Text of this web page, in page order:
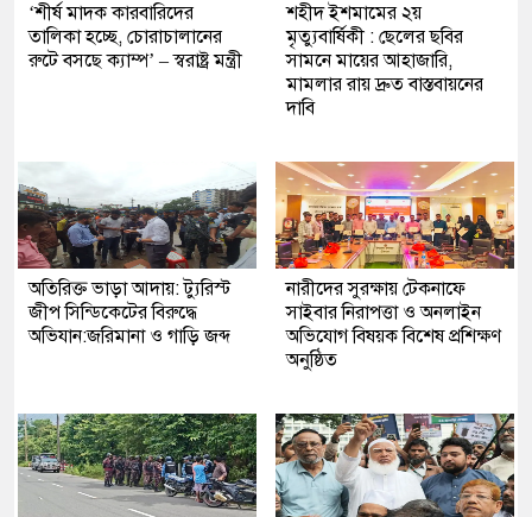
‘শীর্ষ মাদক কারবারিদের
তালিকা হচ্ছে, চোরাচালানের
রুটে বসছে ক্যাম্প’ – স্বরাষ্ট্র মন্ত্রী
শহীদ ইশমামের ২য়
মৃত্যুবার্ষিকী : ছেলের ছবির
সামনে মায়ের আহাজারি,
মামলার রায় দ্রুত বাস্তবায়নের
দাবি
অতিরিক্ত ভাড়া আদায়: ট্যুরিস্ট
জীপ সিন্ডিকেটের বিরুদ্ধে
অভিযান:জরিমানা ও গাড়ি জব্দ
নারীদের সুরক্ষায় টেকনাফে
সাইবার নিরাপত্তা ও অনলাইন
অভিযোগ বিষয়ক বিশেষ প্রশিক্ষণ
অনুষ্ঠিত